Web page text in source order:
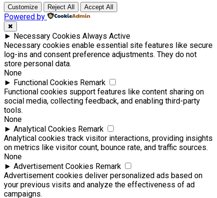
Customize Reject All Accept All
Powered by
✖
► Necessary Cookies Always Active
Necessary cookies enable essential site features like secure
log-ins and consent preference adjustments. They do not
store personal data.
None
► Functional Cookies Remark
Functional cookies support features like content sharing on
social media, collecting feedback, and enabling third-party
tools.
None
► Analytical Cookies Remark
Analytical cookies track visitor interactions, providing insights
on metrics like visitor count, bounce rate, and traffic sources.
None
► Advertisement Cookies Remark
Advertisement cookies deliver personalized ads based on
your previous visits and analyze the effectiveness of ad
campaigns.